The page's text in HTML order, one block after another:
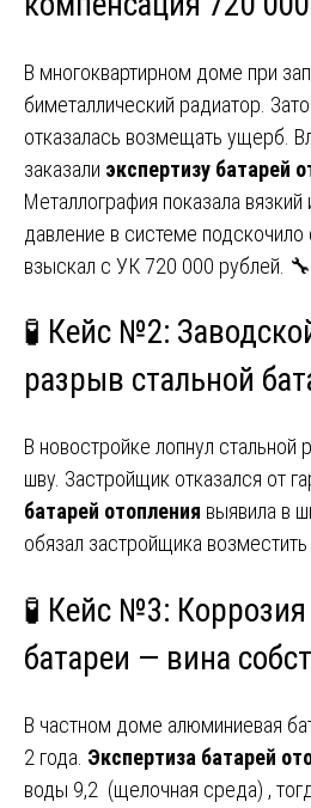
В многоквартирном доме при
биметаллический радиатор.
отказалась возмещать ущерб.
заказали экспертизу батарей
Металлография показала
давление в системе
взыскал с УК 720 000 рублей.
🧪 Кейс №2:
разрыв стальной
В новостройке лопнул стальной
шву. Застройщик отказался от
батарей отопления выявила в
обязал застройщика
🧪 Кейс №3:
батареи — вина
В частном доме алюминиевая
2 года. Экспертиза батарей
воды 9,2 (щелочная среда) ,